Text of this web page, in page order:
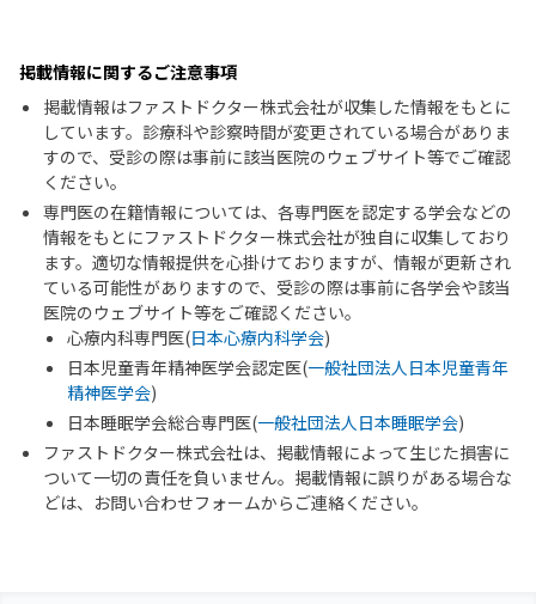
掲載情報に関するご注意事項
掲載情報はファストドクター株式会社が収集した情報をもとに
しています。診療科や診察時間が変更されている場合がありま
すので、受診の際は事前に該当医院のウェブサイト等でご確認
ください。
専門医の在籍情報については、各専門医を認定する学会などの
情報をもとにファストドクター株式会社が独自に収集しており
ます。適切な情報提供を心掛けておりますが、情報が更新され
ている可能性がありますので、受診の際は事前に各学会や該当
医院のウェブサイト等をご確認ください。
心療内科専門医(日本心療内科学会)
日本児童青年精神医学会認定医(一般社団法人日本児童青年
精神医学会)
日本睡眠学会総合専門医(一般社団法人日本睡眠学会)
ファストドクター株式会社は、掲載情報によって生じた損害に
ついて一切の責任を負いません。掲載情報に誤りがある場合な
どは、お問い合わせフォームからご連絡ください。